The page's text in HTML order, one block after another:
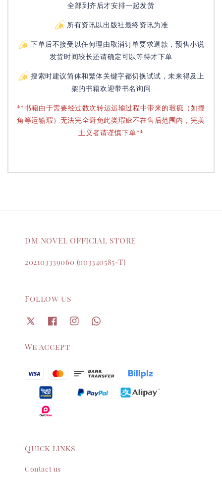
全部到齐后才安排一起发货
所有资讯以出版社最终资讯为准
下单后不接受以任何理由取消订单要求退款，预售小说
发货时间较长还请确定可以等待才下单
搜索时建议简体和繁体关键字都切换试试，未来得及上
架的书籍欢迎带书名询问
**书籍由于需要经过数次转运运输过程中带来的瑕疵（如撞
角等运输瑕）无法完全避免此类瑕疵不在售后范围内，完美
主义者请谨慎下单**
DM NOVEL OFFICIAL STORE
202103339060 (003340585-T)
Follow us
We accept
Quick links
Contact us